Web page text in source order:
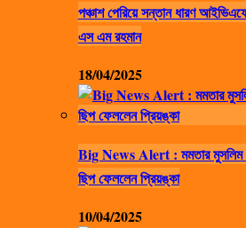
পঞ্চাশ পেরিয়ে সন্তান ধারণ
এস এম রহমান
18/04/2025
Big News Alert : মমতার মুসলিম
ছিপ ফেললেন প্রিয়ঙ্কা
10/04/2025